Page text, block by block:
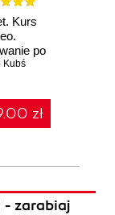
Kurs
po
stronie
Kubś
zł
- zarabiaj